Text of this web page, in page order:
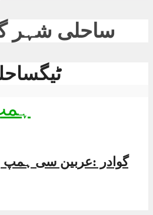
ساحلی شہر
گوادر :عربین سی ہمپ